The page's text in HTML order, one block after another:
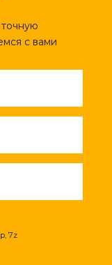
с вами
7z